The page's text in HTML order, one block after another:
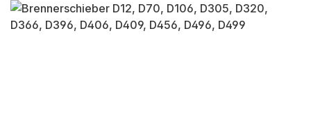
Bildergalerie überspringen